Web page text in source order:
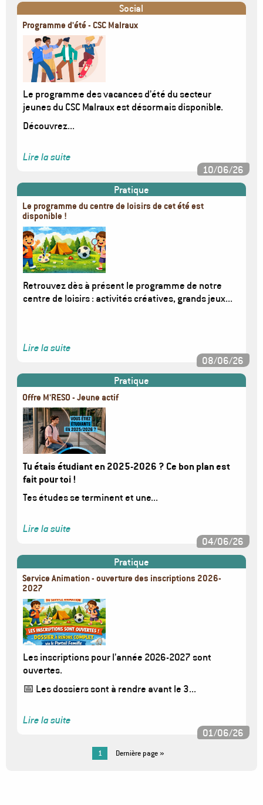
Social
Programme d'été - CSC Malraux
Image
Le programme des vacances d’été du secteur
jeunes du CSC Malraux est désormais disponible.
Découvrez...
Lire la suite
10/06/26
Pratique
Le programme du centre de loisirs de cet été est
disponible !
Image
Retrouvez dès à présent le programme de notre
centre de loisirs : activités créatives, grands jeux...
Lire la suite
08/06/26
Pratique
Offre M'RESO - Jeune actif
Image
Tu étais étudiant en 2025-2026 ? Ce bon plan est
fait pour toi !
Tes études se terminent et une...
Lire la suite
04/06/26
Pratique
Service Animation - ouverture des inscriptions 2026-
2027
Image
Les inscriptions pour l’année 2026-2027 sont
ouvertes.
📅 Les dossiers sont à rendre avant le 3...
Lire la suite
01/06/26
Pagination
Page
courante
1
Dernière
Dernière page »